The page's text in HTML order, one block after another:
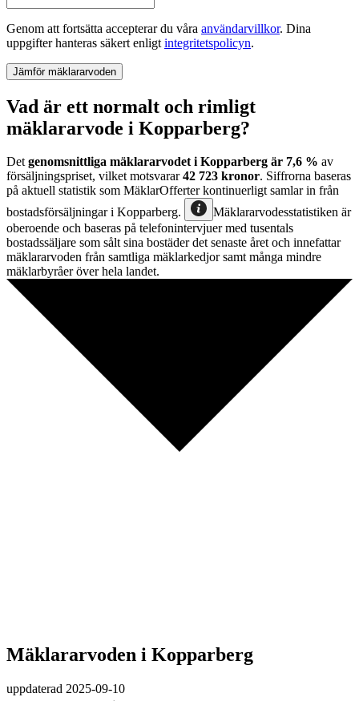
Genom att fortsätta accepterar du våra användarvillkor. Dina
uppgifter hanteras säkert enligt integritetspolicyn.
Jämför mäklararvoden
Vad är ett normalt och rimligt
mäklararvode i Kopparberg?
Detgenomsnittliga mäklararvodeti Kopparberg är 7,6 % av
försäljningspriset, vilket motsvarar42 723 kronor. Siffrorna baseras
på aktuell statistik som MäklarOfferter kontinuerligt samlar in från
bostadsförsäljningari Kopparberg.
Mäklararvodesstatistiken är
oberoende och baseras på telefonintervjuer med tusentals
bostadssäljare som sålt sina bostäder det senaste året och innefattar
mäklararvoden från samtliga mäklarkedjor samt många mindre
mäklarbyråer över hela landet.
Mäklararvoden i Kopparberg
uppdaterad 2025-09-10